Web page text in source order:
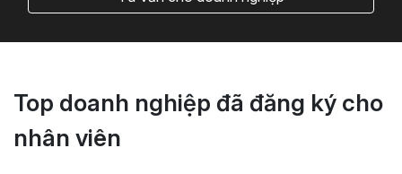
Top doanh nghiệp đã đăng ký cho
nhân viên